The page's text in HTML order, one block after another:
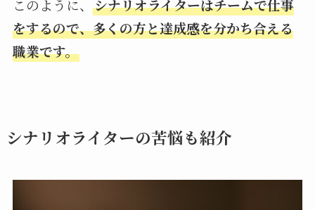
このように、 シナリオライターはチームで仕事
をするので、多くの方と達成感を分かち合える
職業です。
シナリオライターの苦悩も紹介